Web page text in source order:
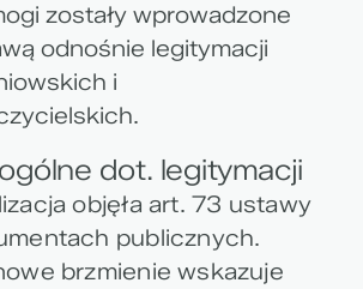
zostały wprowadzone
odnośnie legitymacji
i
dot. legitymacji
objęła art. 73 ustawy
publicznych.
brzmienie wskazuje